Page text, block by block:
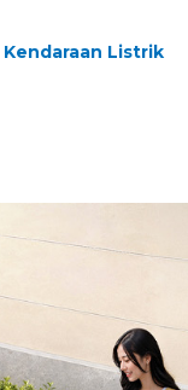
Kendaraan Listrik